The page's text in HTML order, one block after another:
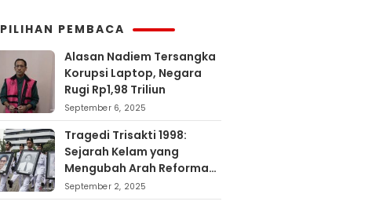
PILIHAN PEMBACA
Alasan Nadiem Tersangka
Korupsi Laptop, Negara
Rugi Rp1,98 Triliun
September 6, 2025
Tragedi Trisakti 1998:
Sejarah Kelam yang
Mengubah Arah Reformasi
Indonesia
September 2, 2025